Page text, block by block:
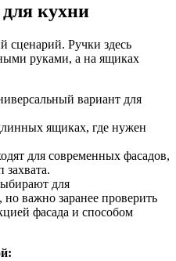
кухни
сценарий. Ручки здесь
руками, а на ящиках
вариант для
ящиках, где нужен
для современных фасадов,
захвата.
для
важно заранее проверить
фасада и способом